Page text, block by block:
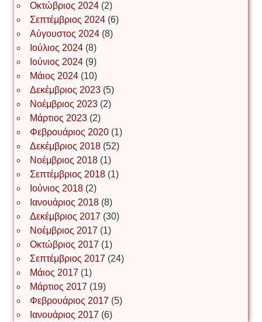
ΝΙΚΟΣ ΓΑΤΟΣ
Νίκος Λυγερός
Іван Буртик
Іван Наконечний
Інга Короткевич
Ірина Ключковська
Ірина Наконечна
Οκτώβριος 2024(2)
Σεπτέμβριος 2024(6)
Αύγουστος 2024(8)
Ιούλιος 2024(8)
Ιούνιος 2024(9)
Μάιος 2024(10)
Δεκέμβριος 2023(5)
Νοέμβριος 2023(2)
Μάρτιος 2023(2)
Φεβρουάριος 2020(1)
Δεκέμβριος 2018(52)
Νοέμβριος 2018(1)
Σεπτέμβριος 2018(1)
Ιούνιος 2018(2)
Ιανουάριος 2018(8)
Δεκέμβριος 2017 (30)
Νοέμβριος 2017 (1)
Οκτώβριος 2017 (1)
Σεπτέμβριος 2017 (24)
Μάιος 2017 (1)
Μάρτιος 2017 (19)
Φεβρουάριος 2017 (5)
Ιανουάριος 2017 (6)